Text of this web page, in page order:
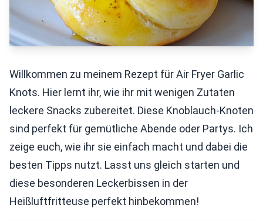
Willkommen zu meinem Rezept für Air Fryer Garlic
Knots. Hier lernt ihr, wie ihr mit wenigen Zutaten
leckere Snacks zubereitet. Diese Knoblauch-Knoten
sind perfekt für gemütliche Abende oder Partys. Ich
zeige euch, wie ihr sie einfach macht und dabei die
besten Tipps nutzt. Lasst uns gleich starten und
diese besonderen Leckerbissen in der
Heißluftfritteuse perfekt hinbekommen!